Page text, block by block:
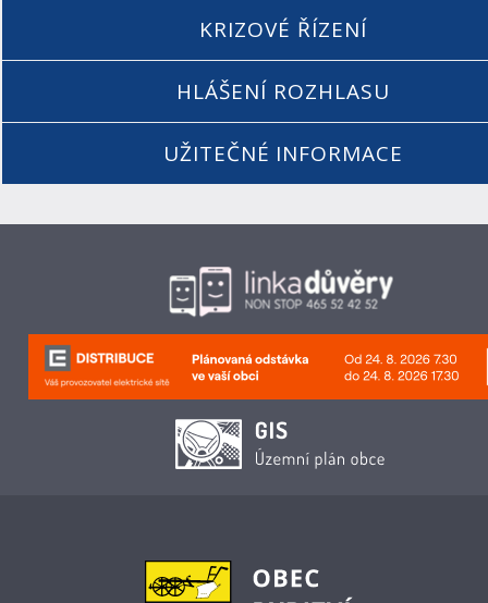
KRIZOVÉ ŘÍZENÍ
HLÁŠENÍ ROZHLASU
UŽITEČNÉ INFORMACE